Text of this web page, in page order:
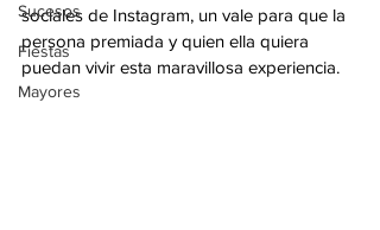
Sucesos
Fiestas
Mayores
sociales de Instagram, un vale para que la
persona premiada y quien ella quiera
puedan vivir esta maravillosa experiencia.